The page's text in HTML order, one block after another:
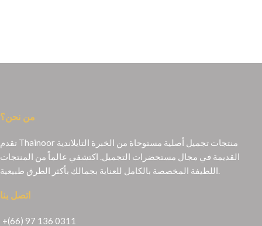
من نحن؟
تقدم Thainoor منتجات تجميل أصلية مستوحاة من الخبرة التايلاندية
القديمة في مجال مستحضرات التجميل. اكتشفي عالماً من المنتجات
اللطيفة المخصصة بالكامل للعناية بجمالك بأكثر الطرق طبيعية.
اتصل بنا
+(66) 97 136 0311